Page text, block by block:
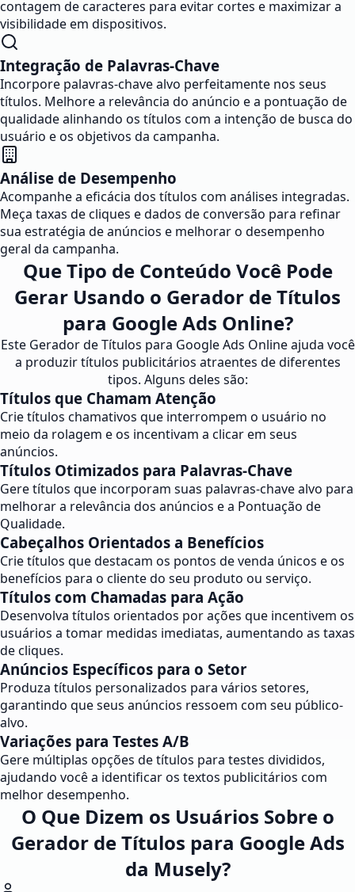
contagem de caracteres para evitar cortes e maximizar a
visibilidade em dispositivos.
Integração de Palavras-Chave
Incorpore palavras-chave alvo perfeitamente nos seus
títulos. Melhore a relevância do anúncio e a pontuação de
qualidade alinhando os títulos com a intenção de busca do
usuário e os objetivos da campanha.
Análise de Desempenho
Acompanhe a eficácia dos títulos com análises integradas.
Meça taxas de cliques e dados de conversão para refinar
sua estratégia de anúncios e melhorar o desempenho
geral da campanha.
Que Tipo de Conteúdo Você Pode
Gerar Usando o Gerador de Títulos
para Google Ads Online?
Este Gerador de Títulos para Google Ads Online ajuda você
a produzir títulos publicitários atraentes de diferentes
tipos. Alguns deles são:
Títulos que Chamam Atenção
Crie títulos chamativos que interrompem o usuário no
meio da rolagem e os incentivam a clicar em seus
anúncios.
Títulos Otimizados para Palavras-Chave
Gere títulos que incorporam suas palavras-chave alvo para
melhorar a relevância dos anúncios e a Pontuação de
Qualidade.
Cabeçalhos Orientados a Benefícios
Crie títulos que destacam os pontos de venda únicos e os
benefícios para o cliente do seu produto ou serviço.
Títulos com Chamadas para Ação
Desenvolva títulos orientados por ações que incentivem os
usuários a tomar medidas imediatas, aumentando as taxas
de cliques.
Anúncios Específicos para o Setor
Produza títulos personalizados para vários setores,
garantindo que seus anúncios ressoem com seu público-
alvo.
Variações para Testes A/B
Gere múltiplas opções de títulos para testes divididos,
ajudando você a identificar os textos publicitários com
melhor desempenho.
O Que Dizem os Usuários Sobre o
Gerador de Títulos para Google Ads
da Musely?